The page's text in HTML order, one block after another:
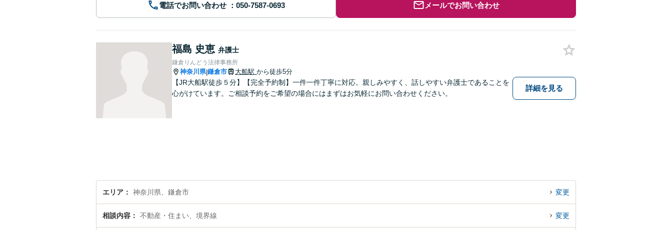
電話でお問い合わせ メールでお問い合わせ
福島 史恵 弁護士
鎌倉りんどう法律事務所
神奈川県|鎌倉市 大船駅 から徒歩5分
【JR大船駅徒歩５分】【完全予約制】一件一件丁寧に対応。親しみやすく、話しやすい弁護士であることを
心がけています。ご相談予約をご希望の場合にはまずはお気軽にお問い合わせください。
詳細を見る
エリア 神奈川県、鎌倉市 変更
相談内容 不動産・住まい、境界線 変更